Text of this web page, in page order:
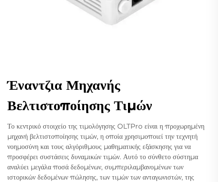
Έναντζια Μηχανής
Βελτιστοποίησης Τιμών
Το κεντρικό στοιχείο της τιμολόγησης OLTPro είναι η προχωρημένη
μηχανή βελτιστοποίησης τιμών, η οποία χρησιμοποιεί την τεχνητή
νοημοσύνη και τους αλγόριθμους μαθηματικής εξάσκησης για να
προσφέρει συστάσεις δυναμικών τιμών. Αυτό το σύνθετο σύστημα
αναλύει μεγάλα ποσά δεδομένων, συμπεριλαμβανομένων των
ιστορικών δεδομένων πώλησης, των τιμών των ανταγωνιστών, της